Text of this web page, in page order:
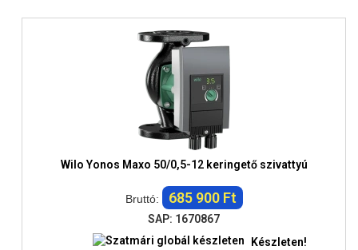
Wilo Yonos Maxo 50/0,5-12 keringető szivattyú
Bruttó: 685 900 Ft
SAP: 1670867
Készleten!